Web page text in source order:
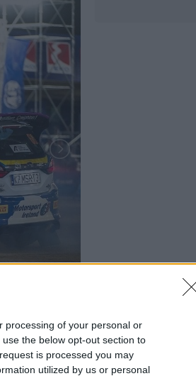
processing of your personal or
the below opt-out section to
is processed you may
utilized by us or personal